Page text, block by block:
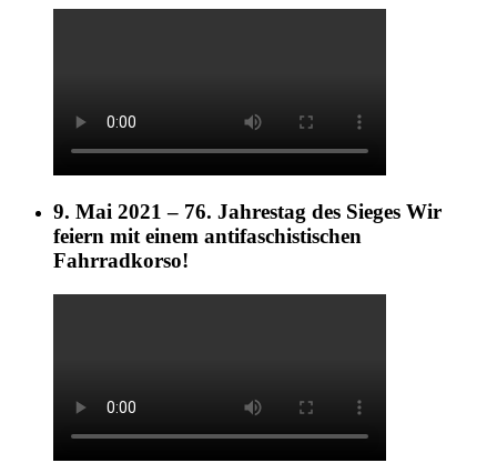
9. Mai 2021 – 76. Jahrestag des Sieges Wir
feiern mit einem antifaschistischen
Fahrradkorso!